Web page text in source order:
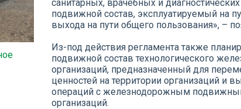
санитарных, врачебных и
подвижной состав, эксплуатируемый на
выхода на пути общего пользования», –
Из-под действия регламента также
подвижной состав технологического
организаций, предназначенный для
ценностей на территории организаций и
операций с железнодорожным
организаций.